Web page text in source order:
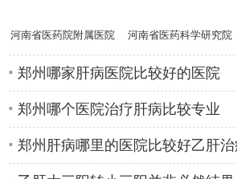
河南省医药院附属医院
肝病专家高
河南省医药科学研究院
附属医院肝
郑州哪家肝病医院比较好的医院
郑州哪个医院治疗肝病比较专业
郑州肝病哪里的医院比较好乙肝治